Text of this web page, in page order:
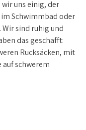
uns einig, der
Schwimmbad oder
sind ruhig und
das geschafft:
Rucksäcken, mit
schwerem